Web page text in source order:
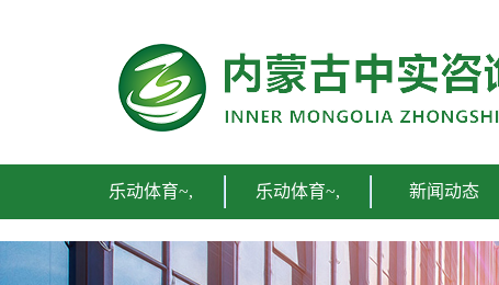
乐动体育~, 乐动体育~, 新闻动态